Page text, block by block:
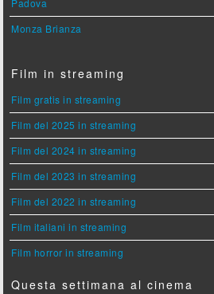
Padova
Monza Brianza
Film in streaming
Film gratis in streaming
Film del 2025 in streaming
Film del 2024 in streaming
Film del 2023 in streaming
Film del 2022 in streaming
Film italiani in streaming
Film horror in streaming
Questa settimana al cinema